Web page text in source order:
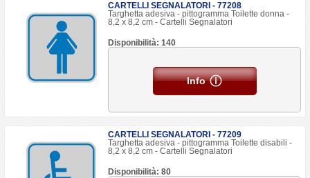
CARTELLI SEGNALATORI - 77208
Targhetta adesiva - pittogramma Toilette donna -
8,2 x 8,2 cm - Cartelli Segnalatori
Disponibilità: 140
Info
CARTELLI SEGNALATORI - 77209
Targhetta adesiva - pittogramma Toilette disabili -
8,2 x 8,2 cm - Cartelli Segnalatori
Disponibilità: 80